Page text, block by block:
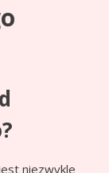
niezwykle